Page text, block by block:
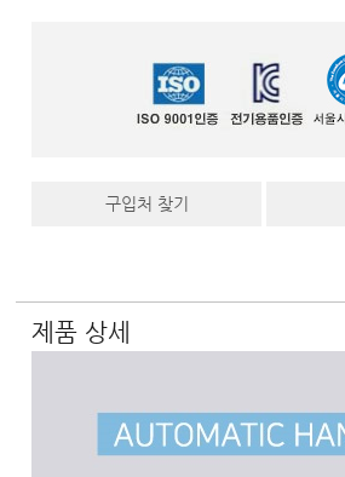
구입처 찾기
제품 상세